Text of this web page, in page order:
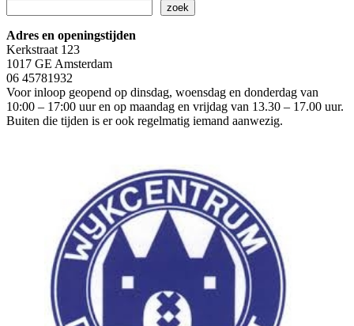
zoek
Adres en openingstijden
Kerkstraat 123
1017 GE Amsterdam
06 45781932
Voor inloop geopend op dinsdag, woensdag en donderdag van
10:00 – 17:00 uur en op maandag en vrijdag van 13.30 – 17.00 uur.
Buiten die tijden is er ook regelmatig iemand aanwezig.